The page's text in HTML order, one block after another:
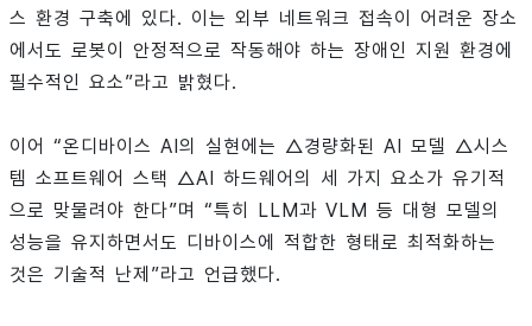
스 환경 구축에 있다. 이는 외부 네트워크 접속이 어려운 장소
에서도 로봇이 안정적으로 작동해야 하는 장애인 지원 환경에
필수적인 요소”라고 밝혔다.
이어 “온디바이스 AI의 실현에는 △경량화된 AI 모델 △시스
템 소프트웨어 스택 △AI 하드웨어의 세 가지 요소가 유기적
으로 맞물려야 한다”며 “특히 LLM과 VLM 등 대형 모델의
성능을 유지하면서도 디바이스에 적합한 형태로 최적화하는
것은 기술적 난제”라고 언급했다.